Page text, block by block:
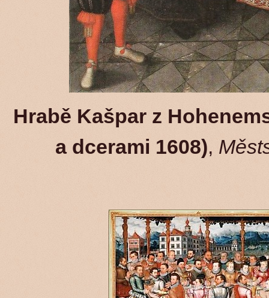
Hrabě Kašpar z
a dcerami 1608),